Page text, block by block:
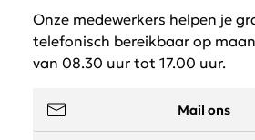
Onze medewerkers helpen je
telefonisch bereikbaar op
van 08.30 uur tot 17.00 uur.
Mail ons